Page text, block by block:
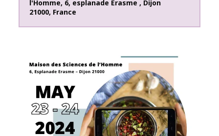
l'Homme, 6, esplanade Erasme , Dijon
21000, France